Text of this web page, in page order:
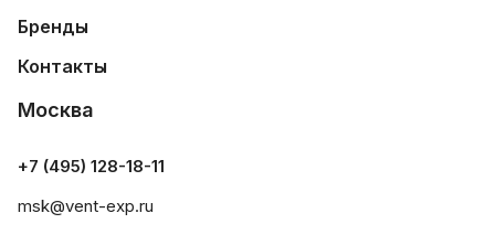
Бренды
Контакты
Москва
+7 (495) 128-18-11
msk@vent-exp.ru